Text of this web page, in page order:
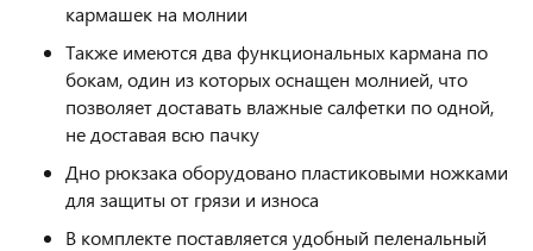
кармашек на молнии
Также имеются два функциональных кармана по
бокам, один из которых оснащен молнией, что
позволяет доставать влажные салфетки по одной,
не доставая всю пачку
Дно рюкзака оборудовано пластиковыми ножками
для защиты от грязи и износа
В комплекте поставляется удобный пеленальный